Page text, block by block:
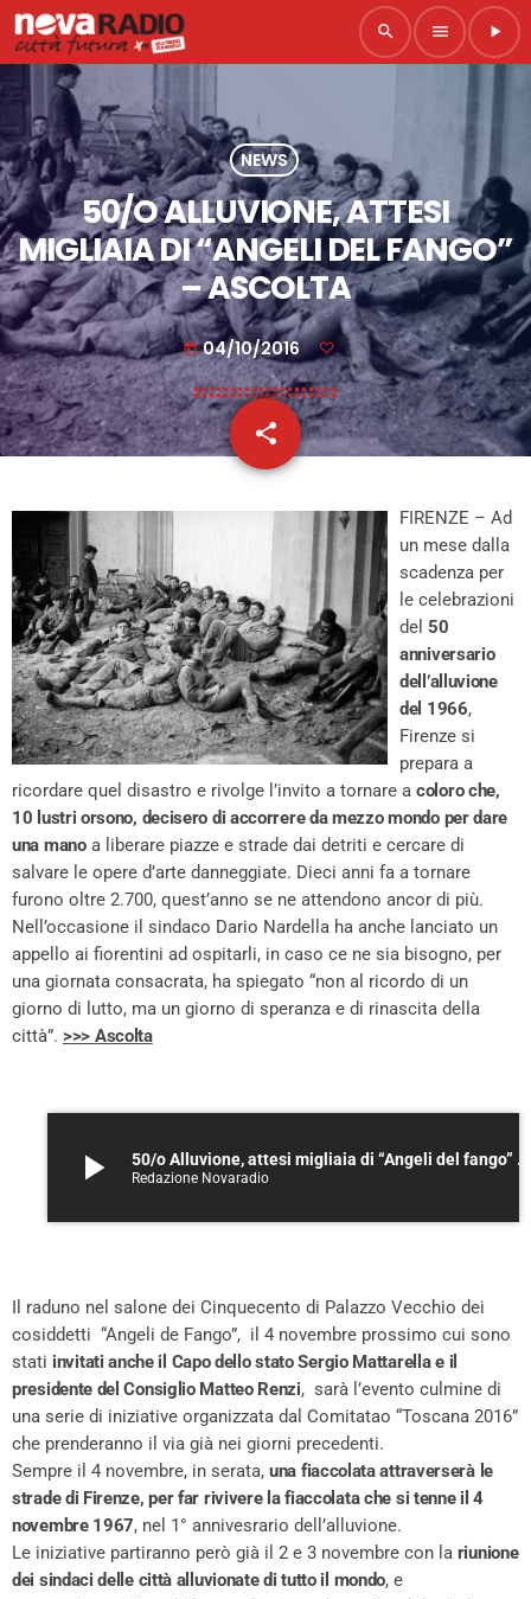
search menu play_arrow
NEWS
50/O ALLUVIONE, ATTESI
MIGLIAIA DI “ANGELI DEL FANGO”
– ASCOLTA
today 04/10/2016
share
email
FIRENZE – Ad
un mese dalla
scadenza per
le celebrazioni
del 50
anniversario
dell’alluvione
del 1966,
Firenze si
prepara a
ricordare quel disastro e rivolge l’invito a tornare a coloro che,
10 lustri orsono, decisero di accorrere da mezzo mondo per dare
una manoa liberare piazze e strade dai detriti e cercare di
salvare le opere d’arte danneggiate. Dieci anni fa a tornare
furono oltre 2.700, quest’anno se ne attendono ancor di più.
Nell’occasione il sindaco Dario Nardella ha anche lanciato un
appello ai fiorentini ad ospitarli, in caso ce ne sia bisogno, per
una giornata consacrata, ha spiegato “non al ricordo di un
giorno di lutto, ma un giorno di speranza e di rinascita della
città”. >>> Ascolta
play_arrow 50/o Alluvione, attesi migliaia di “Angeli del fango” – ASCOLTA
Redazione Novaradio
Il raduno nel salone dei Cinquecento di Palazzo Vecchio dei
cosiddetti “Angeli de Fango”, il 4 novembre prossimo cui sono
stati invitati anche il Capo dello stato Sergio Mattarella e il
presidente del Consiglio Matteo Renzi, sarà l’evento culmine di
una serie di iniziative organizzata dal Comitatao “Toscana 2016”
che prenderanno il via già nei giorni precedenti.
Sempre il 4 novembre, in serata, una fiaccolata attraverserà le
strade di Firenze, per far rivivere la fiaccolata che si tenne il 4
novembre 1967, nel 1° annivesrario dell’alluvione.
Le iniziative partiranno però già il 2 e 3 novembre con la riunione
dei sindaci delle città alluvionate di tutto il mondo, e